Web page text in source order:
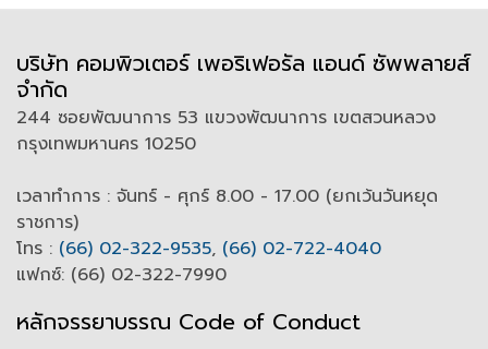
บริษัท คอมพิวเตอร์ เพอริเฟอรัล แอนด์ ซัพพลายส์
จำกัด
244 ซอยพัฒนาการ 53 แขวงพัฒนาการ เขตสวนหลวง
กรุงเทพมหานคร 10250
เวลาทำการ : จันทร์ - ศุกร์ 8.00 - 17.00 (ยกเว้นวันหยุด
ราชการ)
โทร : (66) 02-322-9535, (66) 02-722-4040
แฟกซ์: (66) 02-322-7990
หลักจรรยาบรรณ Code of Conduct